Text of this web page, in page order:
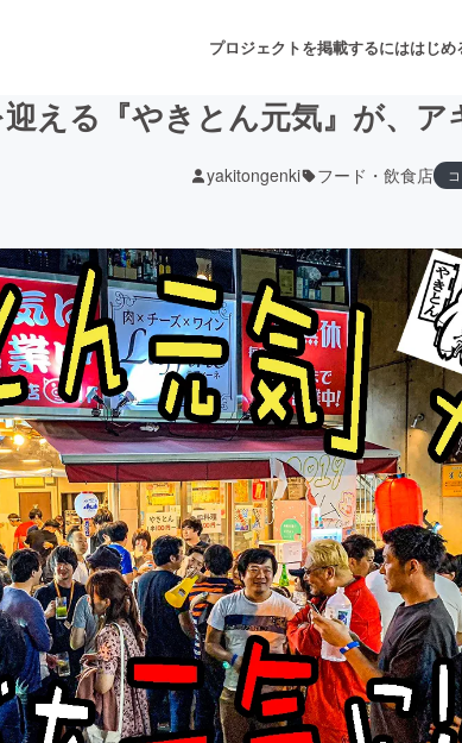
プロジェクトを掲載するにははじめ
音楽
ット ゲーム・サービス開発
書籍・雑誌出版
チャレンジ
化
CAMPFIRE for Social Good
CAMPFIREふるさと納税
える『やきとん元気』が、
yakitongenki フード・飲食店